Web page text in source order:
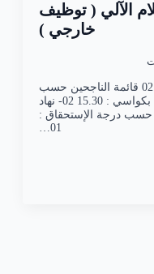
الآلي ( توظيف
خارجي )
عدد المناصب المالية المفتوحة : 02 قائمة الناجحين حسب
درجة الإستحقاق : 01- محمد سليم بكواسي : 15.30 02- نهاد
حسب درجة الإستحقاق :
01…